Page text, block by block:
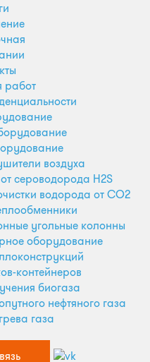
работ
воздуха
сероводорода H2S
водорода от CO2
угольные колонны
оборудование
контейнеров
биогаза
нефтяного газа
газа